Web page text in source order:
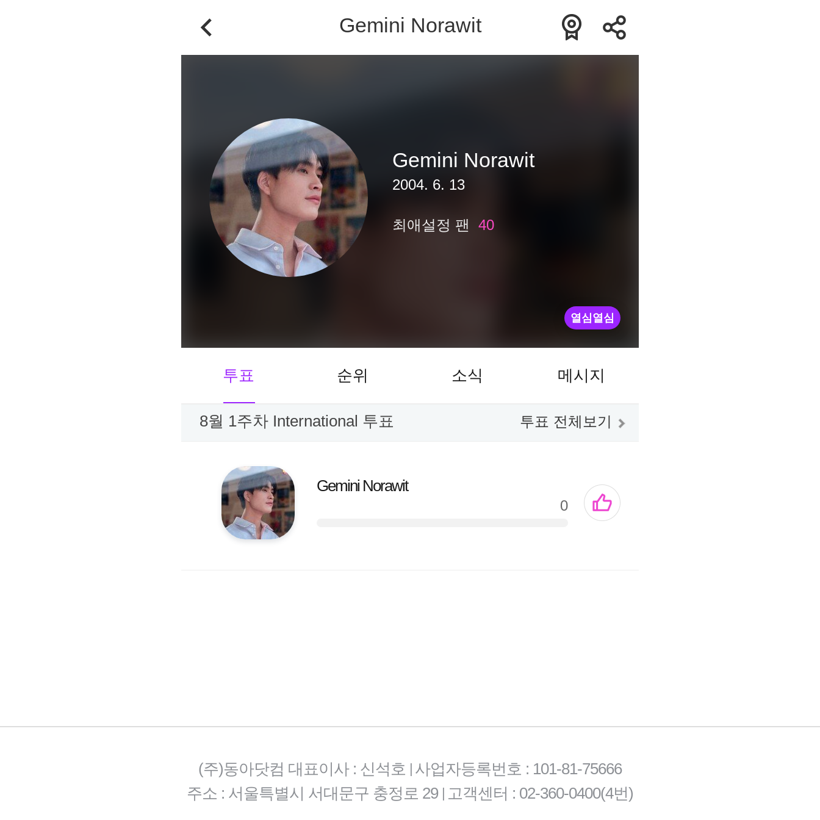
Gemini Norawit
Gemini Norawit
2004. 6. 13
최애설정 팬 40
열심열심
투표 순위 소식 메시지
8월 1주차 International 투표 투표 전체보기
Gemini Norawit
0
(주)동아닷컴 대표이사 : 신석호 | 사업자등록번호 : 101-81-75666
주소 : 서울특별시 서대문구 충정로 29 | 고객센터 : 02-360-0400(4번)